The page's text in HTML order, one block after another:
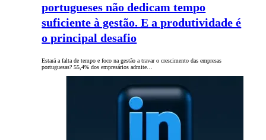
portugueses não dedicam tempo
suficiente à gestão. E a produtividade é
o principal desafio
Estará a falta de tempo e foco na gestão a travar o crescimento das empresas
portuguesas? 55,4% dos empresários admite…